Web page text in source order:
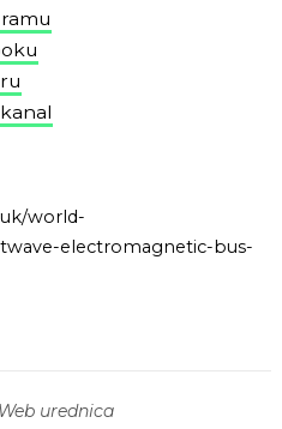
world-
electromagnetic-bus-
Web urednica